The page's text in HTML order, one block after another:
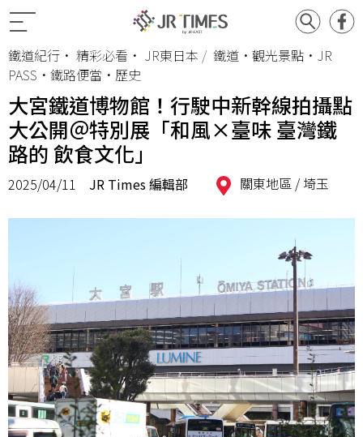
鐵道紀行 • 精彩必看 • JR東日本
鐵道•觀光景點•JR
PASS•鐵路便當•歷史
大宮鐵道博物館！行駛中新幹線拍攝點
大公開＠特別展「和風×臺味 臺灣鐵
路的 飲食文化」
2025/04/11 JR Times 編輯部 關東地區 /埼玉